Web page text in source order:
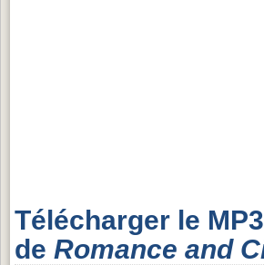
Télécharger le
de Romance and